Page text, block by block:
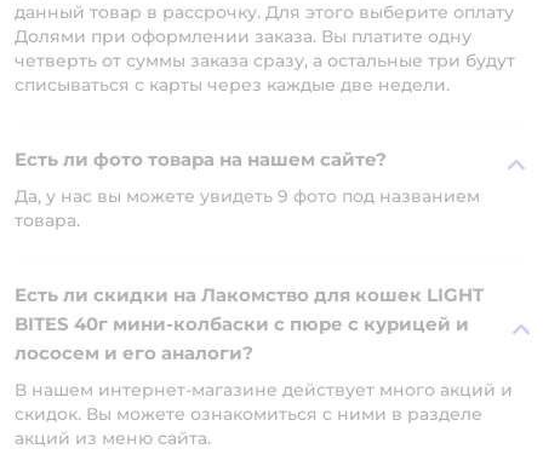
данный товар в рассрочку. Для этого выберите оплату
Долями при оформлении заказа. Вы платите одну
четверть от суммы заказа сразу, а остальные три будут
списываться с карты через каждые две недели.
Есть ли фото товара на нашем сайте?
Да, у нас вы можете увидеть 9 фото под названием
товара.
Есть ли скидки на Лакомство для кошек LIGHT
BITES 40г мини-колбаски с пюре с курицей и
лососем и его аналоги?
В нашем интернет-магазине действует много акций и
скидок. Вы можете ознакомиться с ними в разделе
акций из меню сайта.